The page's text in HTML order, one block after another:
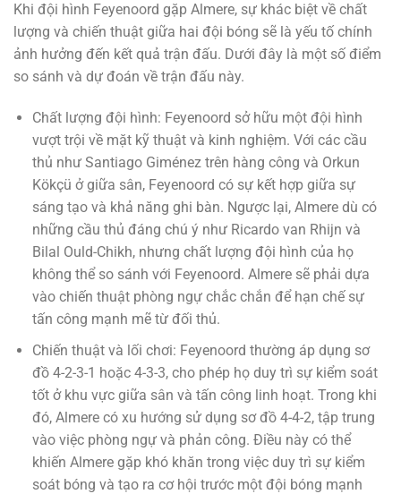
Khi đội hình Feyenoord gặp Almere, sự khác biệt về chất
lượng và chiến thuật giữa hai đội bóng sẽ là yếu tố chính
ảnh hưởng đến kết quả trận đấu. Dưới đây là một số điểm
so sánh và dự đoán về trận đấu này.
Chất lượng đội hình: Feyenoord sở hữu một đội hình
vượt trội về mặt kỹ thuật và kinh nghiệm. Với các cầu
thủ như Santiago Giménez trên hàng công và Orkun
Kökçü ở giữa sân, Feyenoord có sự kết hợp giữa sự
sáng tạo và khả năng ghi bàn. Ngược lại, Almere dù có
những cầu thủ đáng chú ý như Ricardo van Rhijn và
Bilal Ould-Chikh, nhưng chất lượng đội hình của họ
không thể so sánh với Feyenoord. Almere sẽ phải dựa
vào chiến thuật phòng ngự chắc chắn để hạn chế sự
tấn công mạnh mẽ từ đối thủ.
Chiến thuật và lối chơi: Feyenoord thường áp dụng sơ
đồ 4-2-3-1 hoặc 4-3-3, cho phép họ duy trì sự kiểm soát
tốt ở khu vực giữa sân và tấn công linh hoạt. Trong khi
đó, Almere có xu hướng sử dụng sơ đồ 4-4-2, tập trung
vào việc phòng ngự và phản công. Điều này có thể
khiến Almere gặp khó khăn trong việc duy trì sự kiểm
soát bóng và tạo ra cơ hội trước một đội bóng mạnh